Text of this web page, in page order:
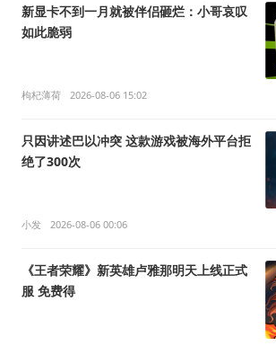
新显卡不到一月就被伴侣砸烂：小哥哀叹
如此脆弱
枸杞薄荷 2026-08-06 15:02
只因讲述巴以冲突 这款游戏被海外平台拒
绝了300次
小发 2026-08-06 00:06
《王者荣耀》新英雄卢雅那明天上线正式
服 免费得